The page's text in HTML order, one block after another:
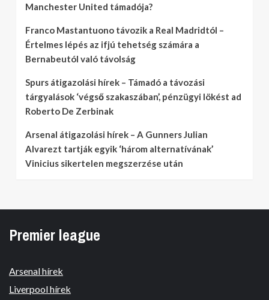
Manchester United támadója?
Franco Mastantuono távozik a Real Madridtól –
Értelmes lépés az ifjú tehetség számára a
Bernabeutól való távolság
Spurs átigazolási hírek – Támadó a távozási
tárgyalások ‘végső szakaszában’, pénzügyi lökést ad
Roberto De Zerbinak
Arsenal átigazolási hírek – A Gunners Julian
Alvarezt tartják egyik ‘három alternatívának’
Vinicius sikertelen megszerzése után
Premier league
Arsenal hírek
Liverpool hírek